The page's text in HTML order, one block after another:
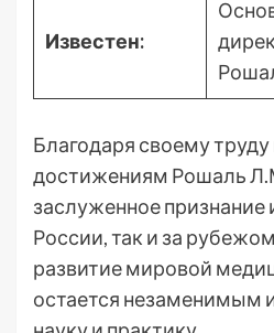
Известен:
Благодаря своему
достижениям Рошаль
заслуженное признание
России, так и за
развитие мировой
остается незаменимым